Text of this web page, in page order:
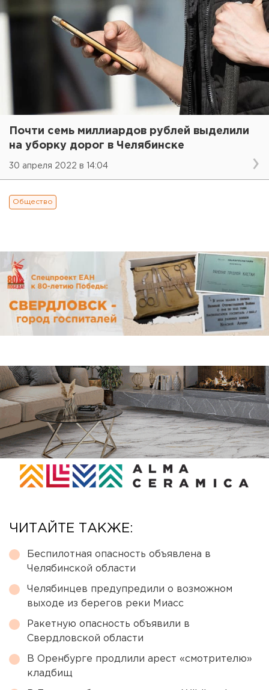
Почти семь миллиардов рублей выделили
на уборку дорог в Челябинске
30 апреля 2022 в 14:04
Общество
ЧИТАЙТЕ ТАКЖЕ:
Беспилотная опасность объявлена в
Челябинской области
Челябинцев предупредили о возможном
выходе из берегов реки Миасс
Ракетную опасность объявили в
Свердловской области
В Оренбурге продлили арест «смотрителю»
кладбищ